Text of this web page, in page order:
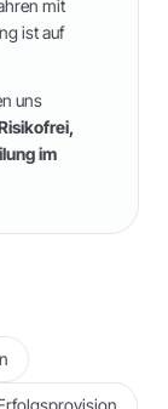
mit
ist auf
uns
im